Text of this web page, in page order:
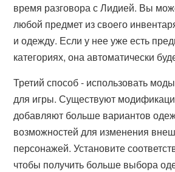
время разговора с Лидией. Вы
любой предмет из своего
и одежду. Если у нее уже есть
категориях, она автоматически
Третий способ - использовать
для игры. Существуют
добавляют больше вариантов
возможностей для изменения
персонажей. Установите
чтобы получить больше выбора